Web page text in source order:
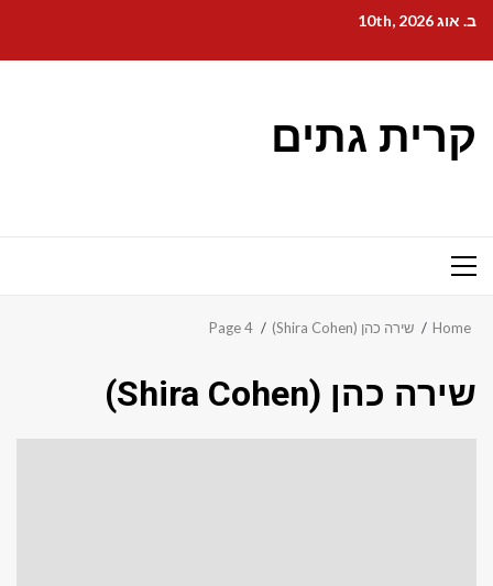
content
ב. אוג 10th, 2026
קרית גתים
Primary
Home שירה כהן (Shira Cohen) Page 4
שירה כהן (Shira Cohen)